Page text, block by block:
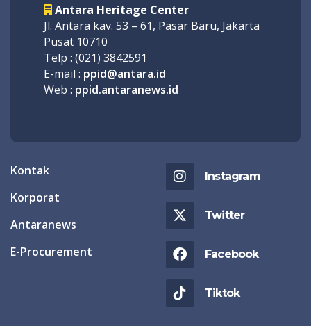
Antara Heritage Center
Jl. Antara kav. 53 – 61, Pasar Baru, Jakarta
Pusat 10710
Telp : (021) 3842591
E-mail : ppid@antara.id
Web : ppid.antaranews.id
Kontak
Korporat
Antaranews
E-Procurement
Instagram
Twitter
Facebook
Tiktok